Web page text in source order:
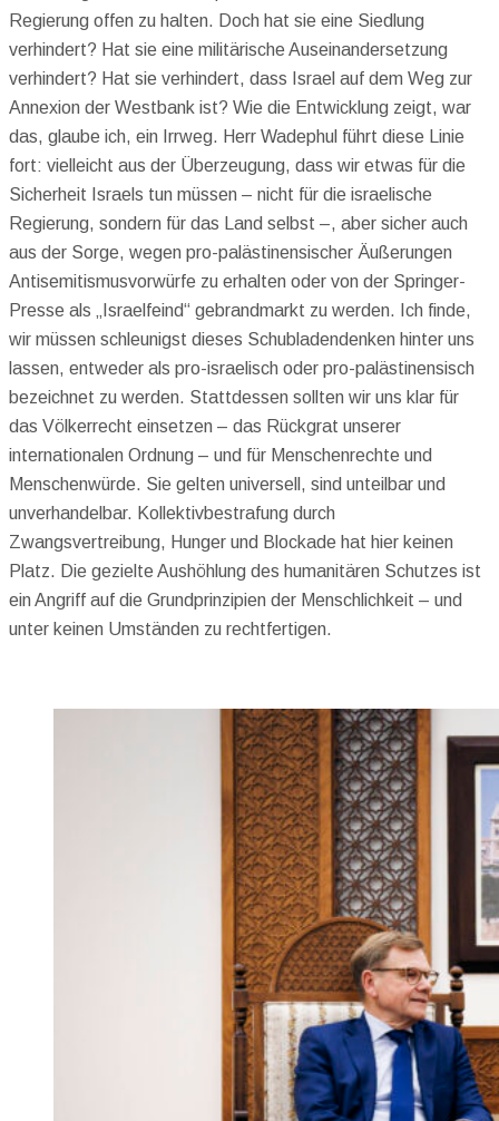
Regierung offen zu halten. Doch hat sie eine Siedlung
verhindert? Hat sie eine militärische Auseinandersetzung
verhindert? Hat sie verhindert, dass Israel auf dem Weg zur
Annexion der Westbank ist? Wie die Entwicklung zeigt, war
das, glaube ich, ein Irrweg. Herr Wadephul führt diese Linie
fort: vielleicht aus der Überzeugung, dass wir etwas für die
Sicherheit Israels tun müssen – nicht für die israelische
Regierung, sondern für das Land selbst –, aber sicher auch
aus der Sorge, wegen pro-palästinensischer Äußerungen
Antisemitismusvorwürfe zu erhalten oder von der Springer-
Presse als „Israelfeind“ gebrandmarkt zu werden. Ich finde,
wir müssen schleunigst dieses Schubladendenken hinter uns
lassen, entweder als pro-israelisch oder pro-palästinensisch
bezeichnet zu werden. Stattdessen sollten wir uns klar für
das Völkerrecht einsetzen – das Rückgrat unserer
internationalen Ordnung – und für Menschenrechte und
Menschenwürde. Sie gelten universell, sind unteilbar und
unverhandelbar. Kollektivbestrafung durch
Zwangsvertreibung, Hunger und Blockade hat hier keinen
Platz. Die gezielte Aushöhlung des humanitären Schutzes ist
ein Angriff auf die Grundprinzipien der Menschlichkeit – und
unter keinen Umständen zu rechtfertigen.